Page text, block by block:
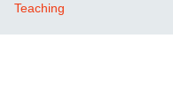
Teaching